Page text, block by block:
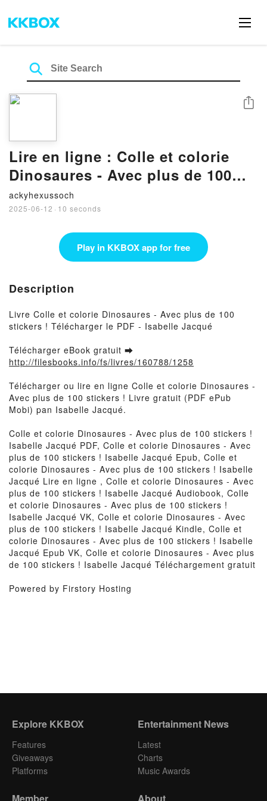
Lire en ligne : Colle et colorie
Dinosaures - Avec plus de 100
stickers !
ackyhexussoch
2025-06-12 · 10 seconds
Share
Play in KKBOX app for free
Description
Livre Colle et colorie Dinosaures - Avec plus de 100
stickers ! Télécharger le PDF - Isabelle Jacqué
Télécharger eBook gratuit ➡
http://filesbooks.info/fs/livres/160788/1258
Télécharger ou lire en ligne Colle et colorie Dinosaures -
Avec plus de 100 stickers ! Livre gratuit (PDF ePub
Mobi) pan Isabelle Jacqué.
Colle et colorie Dinosaures - Avec plus de 100 stickers !
Isabelle Jacqué PDF, Colle et colorie Dinosaures - Avec
plus de 100 stickers ! Isabelle Jacqué Epub, Colle et
colorie Dinosaures - Avec plus de 100 stickers ! Isabelle
Jacqué Lire en ligne , Colle et colorie Dinosaures - Avec
plus de 100 stickers ! Isabelle Jacqué Audiobook, Colle
et colorie Dinosaures - Avec plus de 100 stickers !
Isabelle Jacqué VK, Colle et colorie Dinosaures - Avec
plus de 100 stickers ! Isabelle Jacqué Kindle, Colle et
colorie Dinosaures - Avec plus de 100 stickers ! Isabelle
Jacqué Epub VK, Colle et colorie Dinosaures - Avec plus
de 100 stickers ! Isabelle Jacqué Téléchargement gratuit
Powered by Firstory Hosting
Explore KKBOX
Features
Giveaways
Platforms
Entertainment News
Latest
Charts
Music Awards